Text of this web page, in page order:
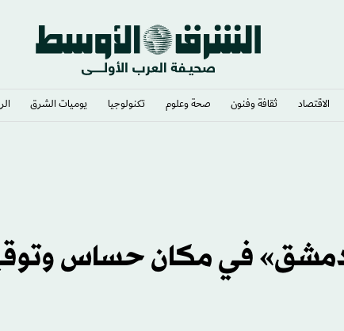
الاقتصاد ثقافة وفنون صحة وعلوم تكنولوجيا يوميات الشرق​
في مكان حساس